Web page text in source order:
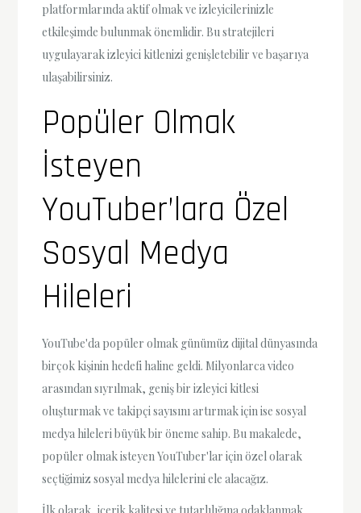
platformlarında aktif olmak ve izleyicilerinizle
etkileşimde bulunmak önemlidir. Bu stratejileri
uygulayarak izleyici kitlenizi genişletebilir ve başarıya
ulaşabilirsiniz.
Popüler Olmak
İsteyen
YouTuber’lara Özel
Sosyal Medya
Hileleri
YouTube'da popüler olmak günümüz dijital dünyasında
birçok kişinin hedefi haline geldi. Milyonlarca video
arasından sıyrılmak, geniş bir izleyici kitlesi
oluşturmak ve takipçi sayısını artırmak için ise sosyal
medya hileleri büyük bir öneme sahip. Bu makalede,
popüler olmak isteyen YouTuber'lar için özel olarak
seçtiğimiz sosyal medya hilelerini ele alacağız.
İlk olarak, içerik kalitesi ve tutarlılığına odaklanmak